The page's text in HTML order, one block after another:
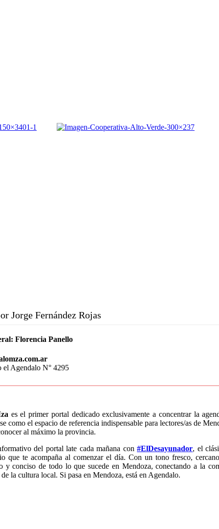
Jorge Fernández Rojas
Florencia Panello
el Agendalo N° 4295
es el primer portal dedicado exclusivamente a concentrar la
como el espacio de referencia indispensable para lectores/as de
al máximo la provincia.
del portal late cada mañana con#ElDesayunador, el
que te acompaña al comenzar el día. Con un tono fresco,
y conciso de todo lo que sucede en Mendoza, conectando a la
la cultura local. Si pasa en Mendoza, está en Agendalo.